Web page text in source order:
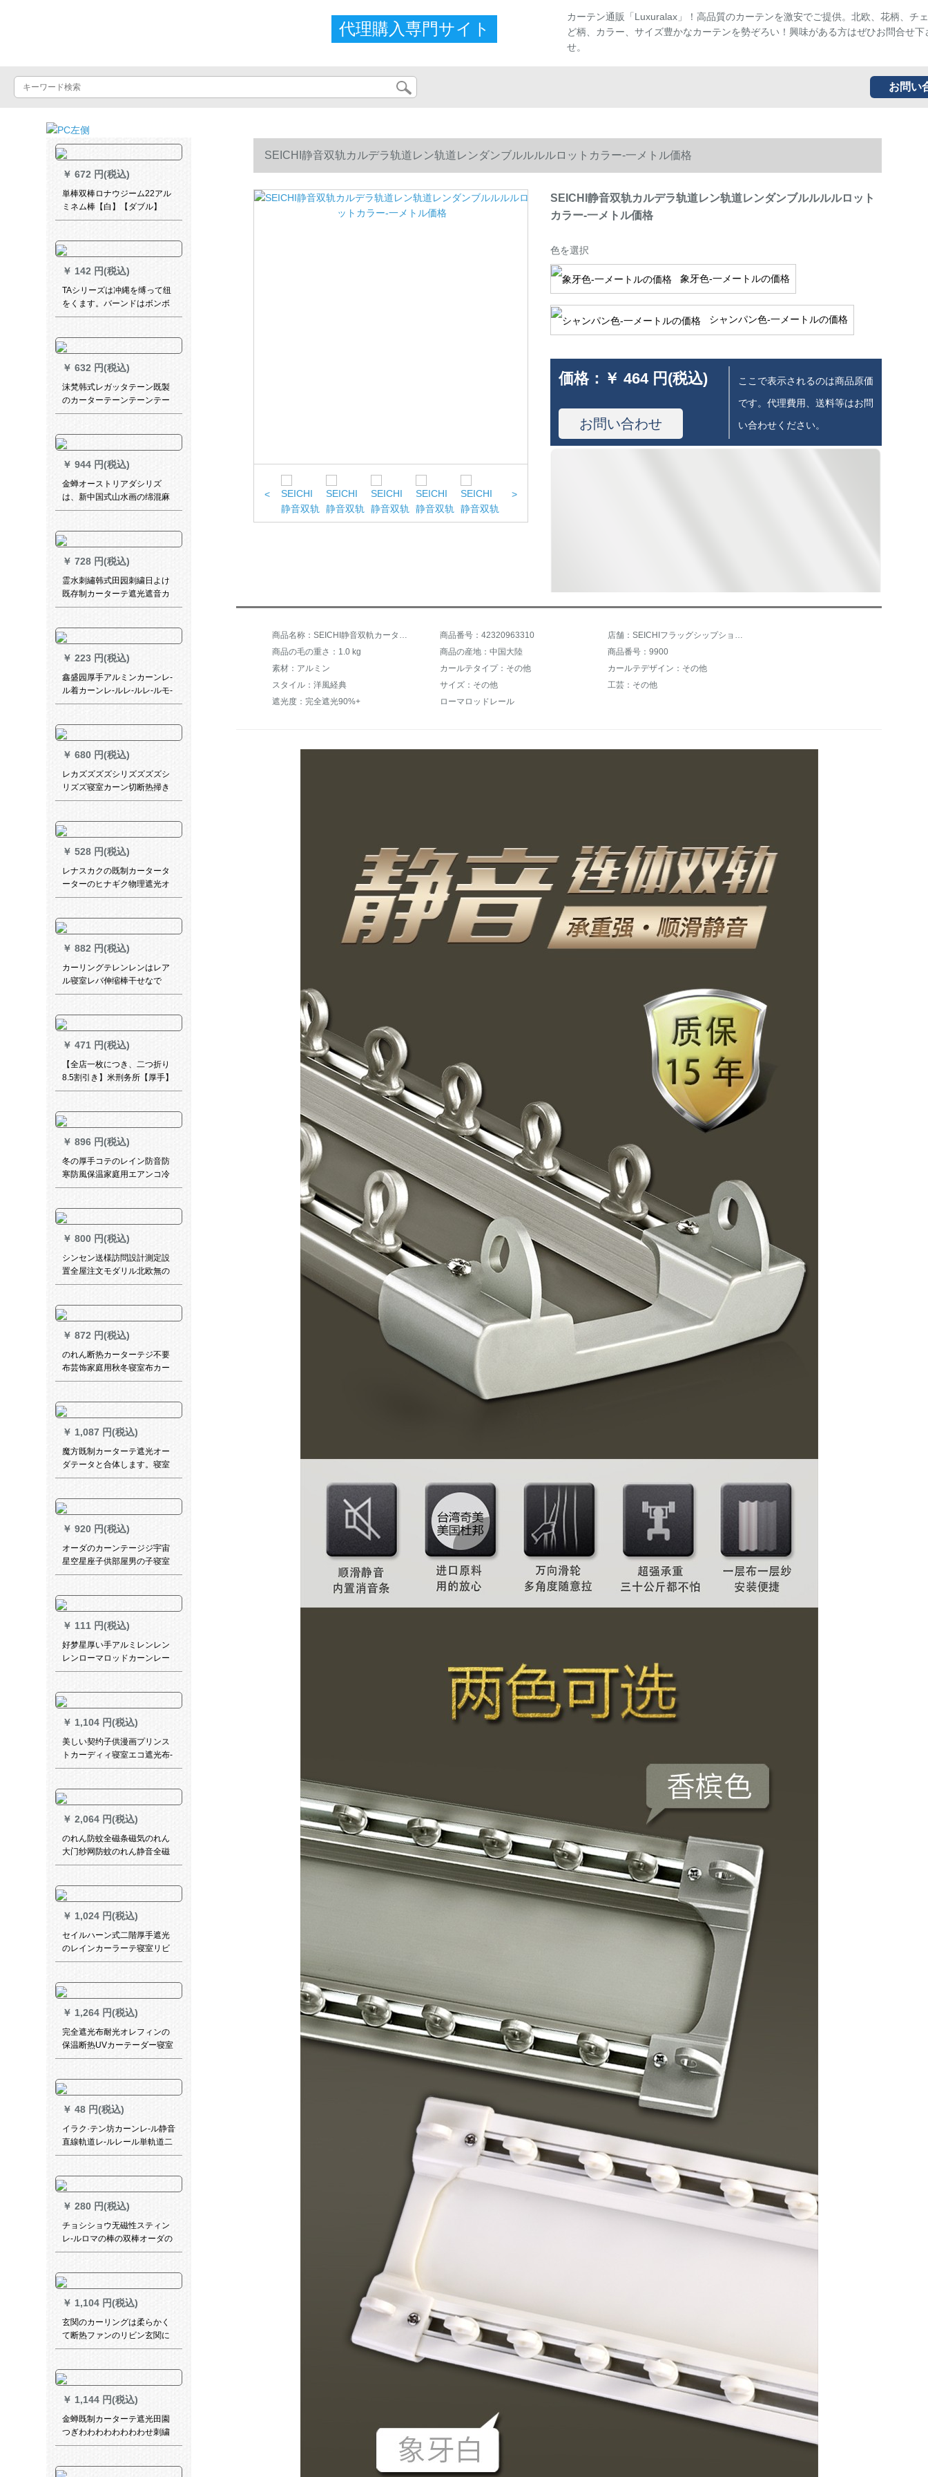
代理購入専門サイト
カーテン通販「Luxuralax」！高品質のカーテンを激安でご提供。北欧、花柄、チ
ど柄、カラー、サイズ豊かなカーテンを勢ぞろい！興味がある方はぜひお問合せ下
せ。
お問い
￥ 672 円(税込)
単棒双棒ロナウジーム22アル
ミネム棒【白】【ダブル】
￥ 142 円(税込)
TAシリーズは冲縄を缚って纽
をくます。バーンドはボンボ
ンをかける。流苏は穂を吊り
います。テトラーは灰色の青
ペア（1号）です。
￥ 632 円(税込)
沫梵韩式レガッタテーン既製
のカーターテーンテーンテー
ンンテーンンテーンンテーン
ィンドウの白いレガッタテー
ン2.8幅X 2.5メートル高X 1枚
（フック/穿棒通用）
￥ 944 円(税込)
金蝉オーストリアダシリズ
は、新中国式山水画の绵混麻
混成ビング书房遮光カーン淡
墨墨墨墨墨墨墨墨墨墨墨墨墨1
メトルの材料価格（打孔/フー
ク无料加工）は、何メトルの
影响が必要ですか？
￥ 728 円(税込)
霊水刺繡韩式田园刺繍日よけ
既存制カーターテ遮光遮音カ
ーテーレンレンレンレンレン
の子の出窓ベレスト寝室リビ
オンカーンンンンテム太阳花-
カーン1.5幅メトル*2.7高
￥ 223 円(税込)
鑫盛园厚手アルミンカーンレ-
ル着カーンレ-ルレ-ルレ-ルモ-
ルノレ-ル上にアプリケ-ド版バ
￥ 680 円(税込)
レカズズズズシリズズズズシ
リズズ寝室カーン切断热掃き
出窓寝室出窓白纱2.5メトル幅
￥ 528 円(税込)
レナスカクの既制カータータ
ーターのヒナギク物理遮光オ
ーダダーダーダーダー田園森
遮光カーリングとメトルで
す。
￥ 882 円(税込)
カーリングテレンレンはレア
ル寝室レバ伸缩棒干せなで
す。ベロダ风吕カーン棒普通
￥ 471 円(税込)
【全店一枚につき、二つ折り
8.5割引き】米刑务所【厚手】
遮光寝室パンにしたのです。
リングリングリングリングの
赤のカーリングリングリング
のジジを贴るカーリングプロ
プロプロプロプロプロシュー
トの北欧幅1.5メトル*高さ2.0
￥ 896 円(税込)
冬の厚手コテのレイン防音防
寒防風保温家庭用エアンコ冷
凍倉庫のランダー110*220 cm
￥ 800 円(税込)
シンセン送様訪問設計測定設
置全屋注文モダリル北欧無の
遮光布掃き窓外窓カーン全項
￥ 872 円(税込)
のれん断热カーターテジ不要
布芸饰家庭用秋冬寝室布カー
テテン厚手エアン保温防風グ
ビス
￥ 1,087 円(税込)
魔方既制カーターテ遮光オー
ダテータと合体します。寝室
书房出窓扫きの出窓カードテ
トルオーダダダカーン価格格
￥ 920 円(税込)
オーダのカーンテージジ宇宙
星空星座子供部屋男の子寝室
书房幼稚园早教养成セスタ寮
003-12星座布-フーク幅1メト
ル/何メトルの写真撮影が必要
ですか？
￥ 111 円(税込)
好梦星厚い手アルミレンレン
レンローマロッドカーンレー
ル単棒モノレールダブルトラ
クトラックのトップの取り付
け側のスリップホイールサポ
ートの付属品は全部（標準レ
ベルアップモデル）象牙の白
の単棒一メートル一枚（何メ
￥ 1,104 円(税込)
美しい契约子供漫画プリンス
トカーディィ寝室エコ遮光布-
(接続加工)2.5メトル幅x 2.7高
￥ 2,064 円(税込)
のれん防蚊全磁条磁気のれん
大门纱网防蚊のれん静音全磁
条软纱门房门口贴る式蚊帐の
ボタE 38-P 21枚200*高250
￥ 1,024 円(税込)
セイルハーン式二階厚手遮光
のレインカーラーテ寝室リビ
ト書斎カーンメードド1平方价
します）
￥ 1,264 円(税込)
完全遮光布耐光オレフィンの
保温断热UVカーテーダー寝室
出窓サンバイザック布布オー
さと厚手完全遮光(大布には四
叉のフォークが付いています)
￥ 48 円(税込)
イラク·テン坊カーンレ-ル静音
直線軌道レ-ルレール単軌道二
重軌道ナノ静音直軌道上突装
￥ 280 円(税込)
チョシショウ无磁性スティン
レ-ルロマの棒の双棒オーダの
テ-ンの小さ直径19 mm ZS
トルを要して何を撮ります
か？
￥ 1,104 円(税込)
玄関のカーリングは柔らかく
て断热ファンのリビン玄関に
かけます。庭前の桜の二枚半
た糸麻-1平方メートです。
￥ 1,144 円(税込)
金蝉既制カーターテ遮光田園
つぎわわわわわわわわせ刺繍
寝室リビオ·ダカン青のレンの
（穴あけ加工）は何メトルト
SEICHI静音双轨カルデラ轨道レン轨道レンダンブルルルルロットカラー-一メトル価格
< >
SEICHI静音双轨カルデラ轨道レン轨道レンダンブルルルルロット
カラー-一メトル価格
色を選択
象牙色-一メートルの価格
シャンパン色-一メートルの価格
価格： ￥ 464 円(税込)
お問い合わせ
ここで表示されるのは商品原価
です。代理費用、送料等はお問
い合わせください。
商品番号：42320963310
商品の毛の重さ：1.0 kg
商品の産地：中国大陸
商品番号：9900
素材：アルミン
カールテタイプ：その他
カールテデザイン：その他
スタイル：洋風経典
サイズ：その他
工芸：その他
遮光度：完全遮光90%+
ローマロッドレール